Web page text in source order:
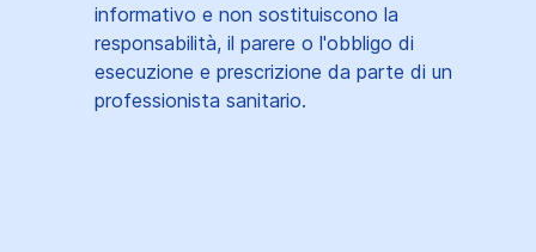
informativo e non sostituiscono la
responsabilità, il parere o l'obbligo di
esecuzione e prescrizione da parte di un
professionista sanitario.